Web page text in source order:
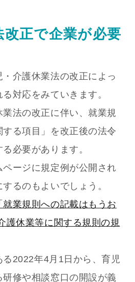
改正で企業が必要
介護休業法の改正によっ
対応をみていきます。
法の改正に伴い、就業規
る項目」を改正後の法令
必要があります。
ージに規定例が公開され
るのもよいでしょう。
就業規則への記載はもうお
護休業等に関する規則の規
2022年4月1日から、育児
修や相談窓口の開設が義